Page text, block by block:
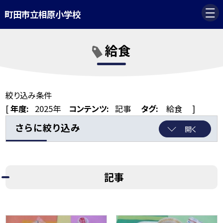
町田市立相原小学校
給食
絞り込み条件
[年度: 2025年 コンテンツ: 記事 タグ: 給食 ]
さらに絞り込み 開く
記事